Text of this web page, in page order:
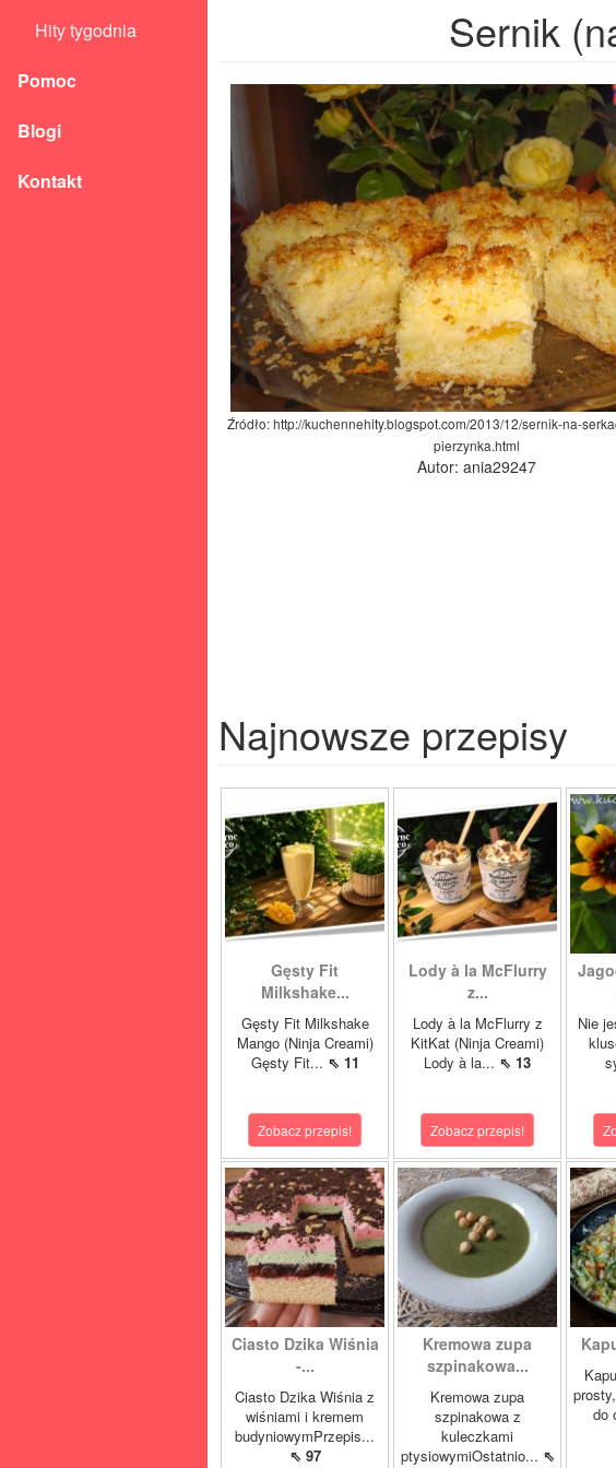
Hity tygodnia
Pomoc
Blogi
Kontakt
Sernik
Źródło: http://kuchennehity.blogspot.com/2013/12/sernik-na-
pierzynka.html
Autor: ania29247
Najnowsze przepisy
Gęsty Fit
Milkshake...
Gęsty Fit Milkshake
Mango (Ninja Creami)
Gęsty Fit... ⇖ 11
Zobacz przepis!
Lody à la McFlurry
z...
Lody à la McFlurry z
KitKat (Ninja Creami)
Lody à la... ⇖ 13
Zobacz przepis!
Nie
Ciasto Dzika Wiśnia
-...
Ciasto Dzika Wiśnia z
wiśniami i kremem
budyniowymPrzepis...
⇖ 97
Kremowa zupa
szpinakowa...
Kremowa zupa
szpinakowa z
kuleczkami
ptysiowymiOstatnio... ⇖
do